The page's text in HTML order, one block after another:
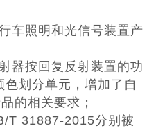
照明和光信号装置产
按回复反射装置的功
划分单元，增加了自
的相关要求；
31887-2015分别被